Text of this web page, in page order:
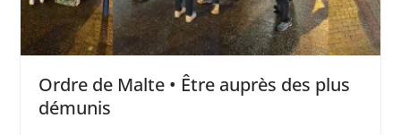
Ordre de Malte • Être auprès des plus
démunis